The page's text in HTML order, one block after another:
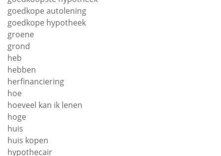
goedkope autolening
goedkope hypotheek
groene
grond
heb
hebben
herfinanciering
hoe
hoeveel kan ik lenen
hoge
huis
huis kopen
hypothecair